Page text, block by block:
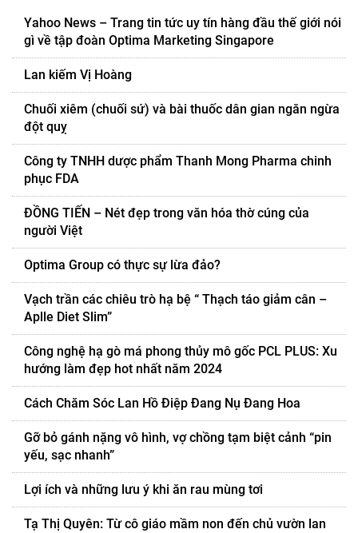
Yahoo News – Trang tin tức uy tín hàng đầu thế giới nói
gì về tập đoàn Optima Marketing Singapore
Lan kiếm Vị Hoàng
Chuối xiêm (chuối sứ) và bài thuốc dân gian ngăn ngừa
đột quỵ
Công ty TNHH dược phẩm Thanh Mong Pharma chinh
phục FDA
ĐỒNG TIẾN – Nét đẹp trong văn hóa thờ cúng của
người Việt
Optima Group có thực sự lừa đảo?
Vạch trần các chiêu trò hạ bệ “ Thạch táo giảm cân –
Aplle Diet Slim”
Công nghệ hạ gò má phong thủy mô gốc PCL PLUS: Xu
hướng làm đẹp hot nhất năm 2024
Cách Chăm Sóc Lan Hồ Điệp Đang Nụ Đang Hoa
Gỡ bỏ gánh nặng vô hình, vợ chồng tạm biệt cảnh “pin
yếu, sạc nhanh”
Lợi ích và những lưu ý khi ăn rau mùng tơi
Tạ Thị Quyên: Từ cô giáo mầm non đến chủ vườn lan